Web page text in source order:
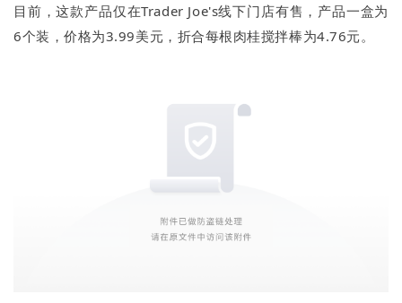
目前，这款产品仅在Trader Joe's线下门店有售，产品一盒为
6个装，价格为3.99美元，折合每根肉桂搅拌棒为4.76元。